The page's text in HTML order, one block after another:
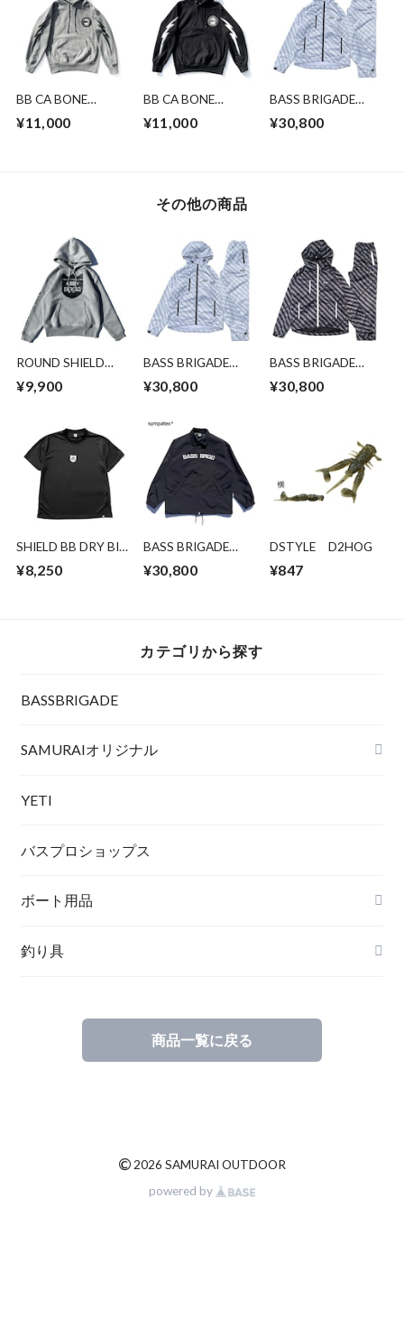
BB CA BONE
HOODIE - GREY -
¥11,000
BB CA BONE
HOODIE - BLACK
-
¥11,000
BASS BRIGADE
PACKABLE JACKET
& PANTS SET -
¥30,800
その他の商品
ROUND SHIELD
GREY/BLACK
¥9,900
BASS BRIGADE
& PANTS SET -
¥30,800
BASS BRIGADE
& PANTS SET -
¥30,800
SHIELD BB DRY BIG
TEE
¥8,250
BASS BRIGADE
SYMPATEX COACH
JACKET - BLACK
¥30,800
DSTYLE D2HOG
¥847
カテゴリから探す
BASSBRIGADE
SAMURAIオリジナル
YETI
バスプロショップス
ボート用品
新品商品
釣り具
商品一覧に戻る
©2026 SAMURAI OUTDOOR
powered by